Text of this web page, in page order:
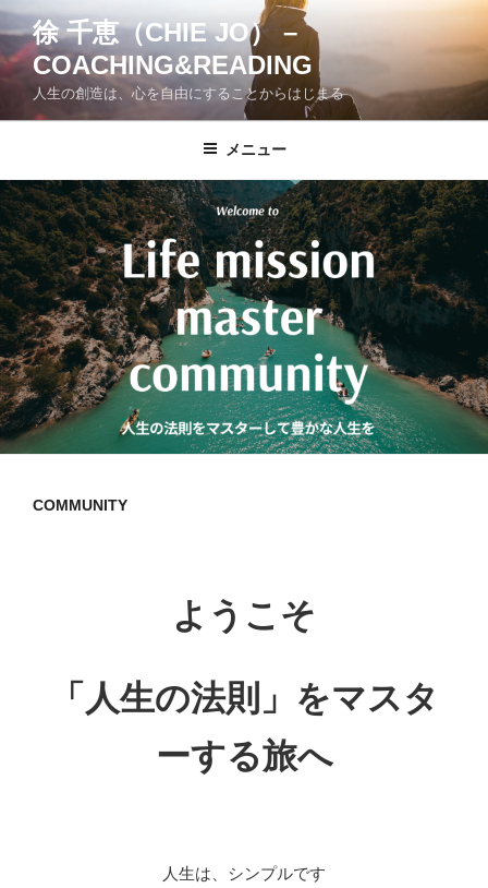
コ
ン
テ
ツ
キ
ッ
プ
徐 千恵（CHIE JO） –
COACHING&READING
人生の創造は、心を自由にすることからはじまる
メニュー
COMMUNITY
ようこそ
「人生の法則」をマスタ
ーする旅へ
人生は、シンプルです